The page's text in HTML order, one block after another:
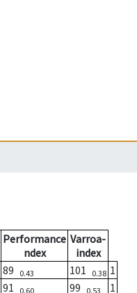
Performance
ndex
Varroa-
index
89 0.43 101 0.38 1
91 0.60 99 0.53
1